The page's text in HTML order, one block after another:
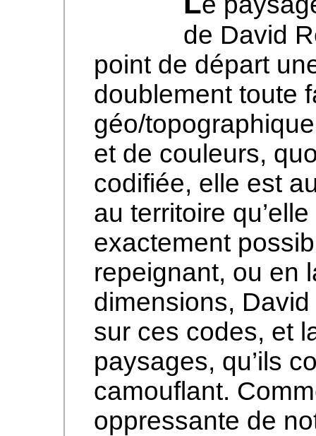
de David
point de départ
doublement toute
géo/
et de couleurs,
codifiée, elle est
au territoire
exactement
repeignant, ou en
dimensions, David
sur ces codes, et
paysages, qu’ils
camouflant.
oppressante de